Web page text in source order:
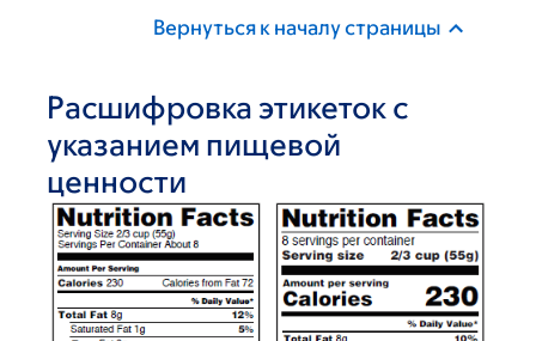
Вернуться к началу страницы
Расшифровка этикеток с
указанием пищевой
ценности